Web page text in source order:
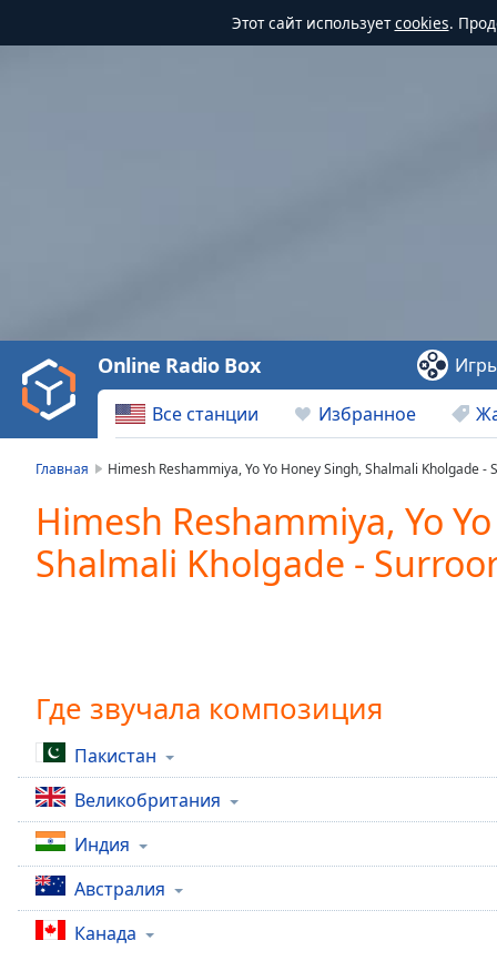
Этот сайт используетcookies.
Video
Play
Backward
Skip
Current
Time0:00
Duration-:-
TypeLIVE
Seek to
live,
currently
behind
LIVE
Remaining
Time-
1x
Playback
Все станции Избранное
Online Radio Box
Главная Himesh Reshammiya, Yo Yo Honey Singh, Shalmali Kholgade -
Himesh Reshammiya, Yo
Shalmali Kholgade -
Где звучала композиция
Пакистан
Великобритания
Индия
Австралия
Канада